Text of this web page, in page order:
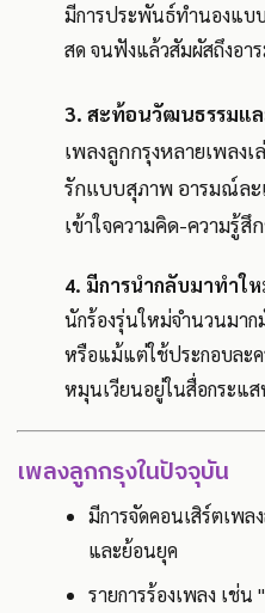
มีการประพันธ์ทำนองแบบ
สด จนฟังแล้วสัมผัสถึงอา
3. สะท้อนวัฒนธรรมแ
เพลงลูกกรุงหลายเพลง
รักแบบสุภาพ อารมณ์ละ
เข้าใจความคิด-ความรู้
4. มีการนำกลับมาทำให
นักร้องรุ่นใหม่จำนวนมาก
หรือแม้แต่ใช้ประกอบละค
หมุนเวียนอยู่ในสื่อกระแส
เพลงลูกกรุงในปัจจุบัน
มีการจัดคอนเสิร์ตเพล
และย้อนยุค
รายการร้องเพลง เช่น